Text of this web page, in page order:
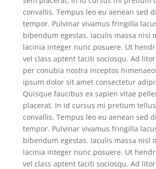
convallis. Tempus leo eu aenean sed
tempor. Pulvinar vivamus fringilla
bibendum egestas. Iaculis massa nisl
lacinia integer nunc posuere. Ut
vel class aptent taciti sociosqu. Ad
per conubia nostra inceptos
ipsum dolor sit amet consectetur
Quisque faucibus ex sapien vitae
placerat. In id cursus mi pretium
convallis. Tempus leo eu aenean sed
tempor. Pulvinar vivamus fringilla
bibendum egestas. Iaculis massa nisl
lacinia integer nunc posuere. Ut
vel class aptent taciti sociosqu. Ad